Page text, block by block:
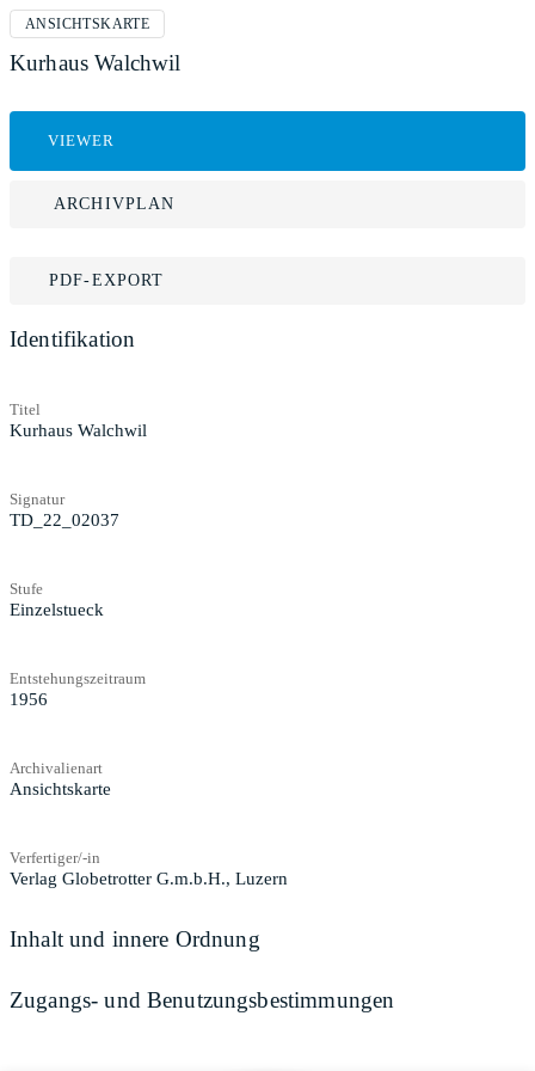
ANSICHTSKARTE
Kurhaus Walchwil
VIEWER
ARCHIVPLAN
PDF-EXPORT
Identifikation
Titel
Kurhaus Walchwil
Signatur
TD_22_02037
Stufe
Einzelstueck
Entstehungszeitraum
1956
Archivalienart
Ansichtskarte
Verfertiger/-in
Verlag Globetrotter G.m.b.H., Luzern
Inhalt und innere Ordnung
Zugangs- und Benutzungsbestimmungen